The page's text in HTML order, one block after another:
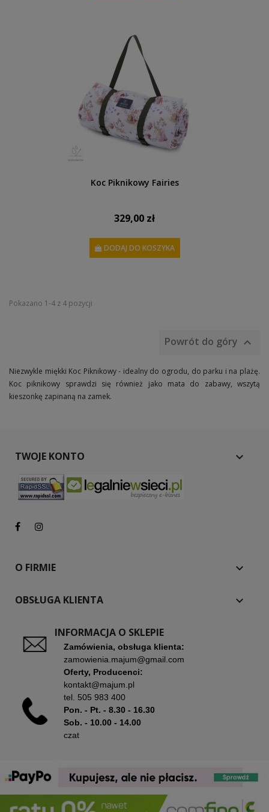
Koc Piknikowy Fairies
329,00 zł
DODAJ DO KOSZYKA
Pokazano 1-4 z 4 pozycji
Powrót do góry 
Niezwykle miękki Koc Piknikowy - idealny do ogrodu, do parku i na plażę.
Koc piknikowy sprawdzi się również jako mata do zabawy, wszytą
kieszonkę zapinaną na zamek.
TWOJE KONTO 
O FIRMIE 
OBSŁUGA KLIENTA 
INFORMACJA O SKLEPIE
Zamówienia, obsługa klienta:
zamowienia.majum@gmail.com
Oferty, Producenci:
kontakt@majum.pl
tel. 505 983 400
Pon. - Pt. - 8.30 - 16.30
Sob. - 10.00 - 14.00
czat